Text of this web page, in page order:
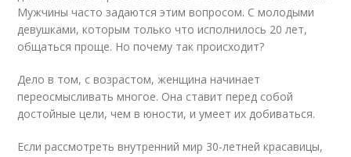
Мужчины часто задаются этим вопросом. С молодыми
девушками, которым только что исполнилось 20 лет,
общаться проще. Но почему так происходит?
Дело в том, с возрастом, женщина начинает
переосмысливать многое. Она ставит перед собой
достойные цели, чем в юности, и умеет их добиваться.
Если рассмотреть внутренний мир 30-летней красавицы,